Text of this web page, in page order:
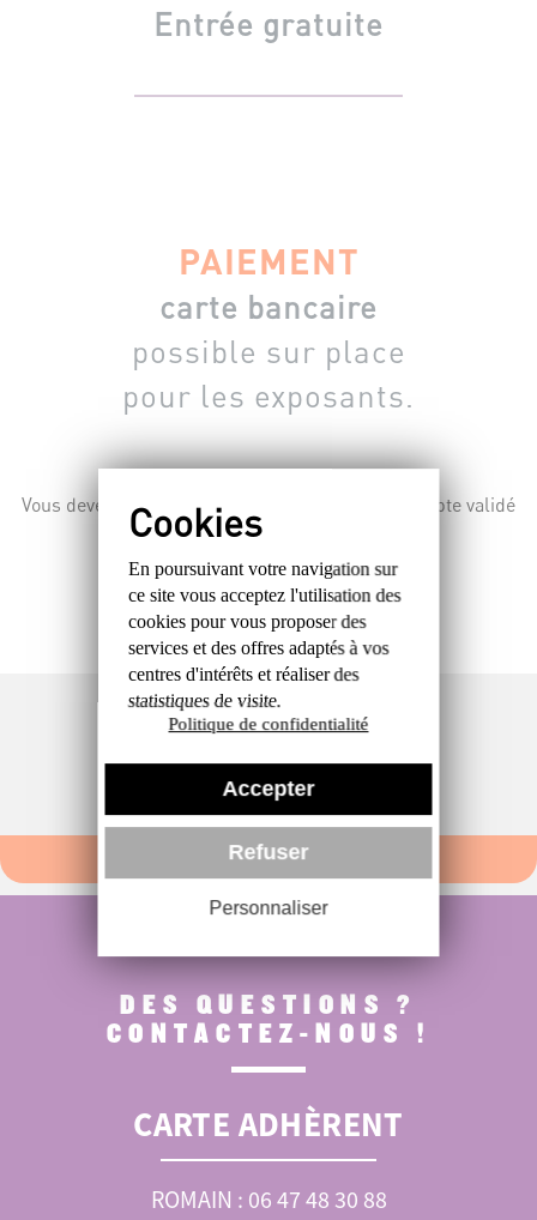
Entrée gratuite
PAIEMENT
carte bancaire
possible sur place
pour les exposants.
Vous devez être connecté, abonné et avoir un compte validé
pour vous inscrire depuis le site.
DES QUESTIONS ?
CONTACTEZ-NOUS !
CARTE ADHÈRENT
ROMAIN : 06 47 48 30 88
En poursuivant votre navigation sur
ce sitevous acceptez l'utilisation des
cookiespour vous proposer des
services et des offresadaptés à vos
centres d'intérêts et réaliserdes
statistiques de visite.
Politique de confidentialité
Accepter
Refuser
Personnaliser